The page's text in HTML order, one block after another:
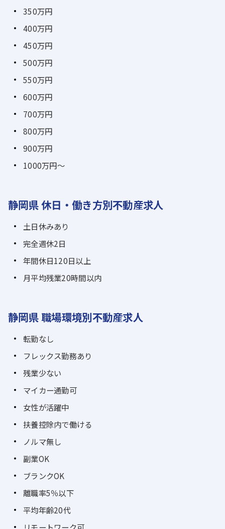
350万円
400万円
450万円
500万円
550万円
600万円
700万円
800万円
900万円
1000万円～
静岡県 休日・働き方別不動産求人
土日休みあり
完全週休2日
年間休日120日以上
月平均残業20時間以内
静岡県 職場環境別不動産求人
転勤なし
フレックス勤務あり
残業少ない
マイカー通勤可
女性が活躍中
扶養控除内で働ける
ノルマ無し
副業OK
ブランクOK
離職率5％以下
平均年齢20代